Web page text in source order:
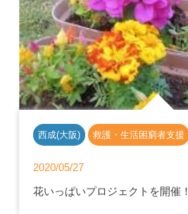
西成(大阪) 救護・生活困窮者支援
2020/05/27
花いっぱいプロジェクトを開催！